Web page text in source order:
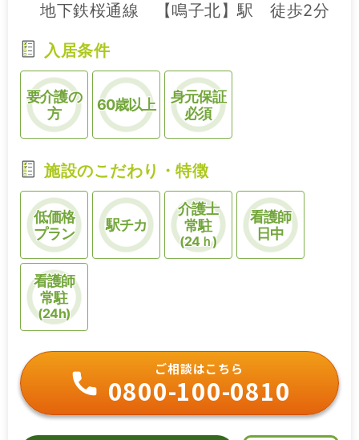
地下鉄桜通線 【鳴子北】駅 徒歩2分
入居条件
要介護の
方
60歳以上
身元保証
必須
施設のこだわり・特徴
低価格
プラン
駅チカ
介護士
常駐
(24ｈ)
看護師
日中
看護師
常駐
(24h)
ご相談はこちら
0800-100-0810